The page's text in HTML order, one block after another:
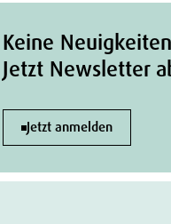
Keine
Jetzt Newsletter
Jetzt anmelden